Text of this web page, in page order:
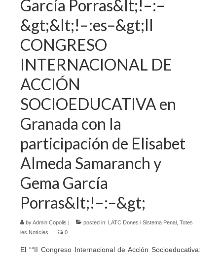
García Porras&lt;!–:–
&gt;&lt;!–:es–&gt;II
CONGRESO
INTERNACIONAL DE
ACCIÓN
SOCIOEDUCATIVA en
Granada con la
participación de Elisabet
Almeda Samaranch y
Gema García
Porras&lt;!–:–&gt;
byAdmin Copolis | posted in: LATC Dones i Sistema Penal Totes
les Notícies
| 0
El ““II Congreso Internacional de Acción Socioeducativa: